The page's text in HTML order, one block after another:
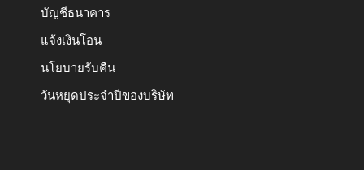
บัญชีธนาคาร
แจ้งเงินโอน
นโยบายรับคืน
วันหยุดประจำปีของบริษัท